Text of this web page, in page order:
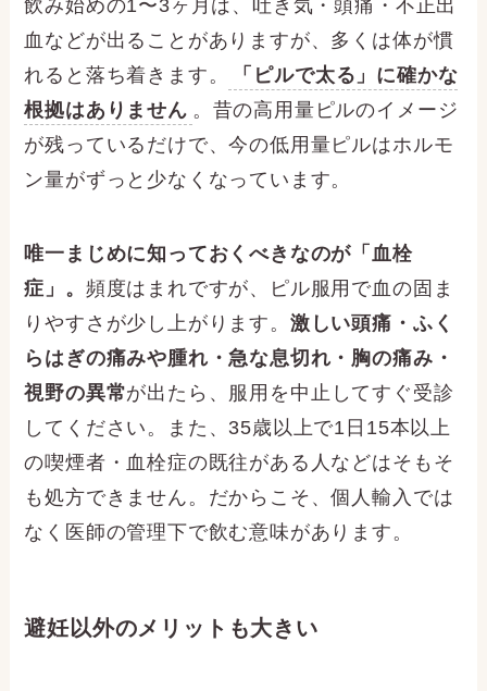
飲み始めの1〜3ヶ月は、吐き気・頭痛・不正出
血などが出ることがありますが、多くは体が慣
れると落ち着きます。
「ピルで太る」に確かな
根拠はありません 。昔の高用量ピルのイメージ
が残っているだけで、今の低用量ピルはホルモ
ン量がずっと少なくなっています。
唯一まじめに知っておくべきなのが「血栓
症」。 頻度はまれですが、ピル服用で血の固ま
りやすさが少し上がります。 激しい頭痛・ふく
らはぎの痛みや腫れ・急な息切れ・胸の痛み・
視野の異常が出たら、服用を中止してすぐ受診
してください。また、35歳以上で1日15本以上
の喫煙者・血栓症の既往がある人などはそもそ
も処方できません。だからこそ、個人輸入では
なく医師の管理下で飲む意味があります。
避妊以外のメリットも大きい